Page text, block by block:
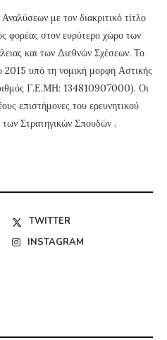
με τον διακριτικό τίτλο
φορέας στον ευρύτερο χώρο των
και των Διεθνών Σχέσεων. Το
2015 υπό τη νομική μορφή Αστικής
Γ.Ε.ΜΗ: 134810907000). Οι
επιστήμονες του ερευνητικού
Στρατηγικών Σπουδών .
TWITTER
INSTAGRAM